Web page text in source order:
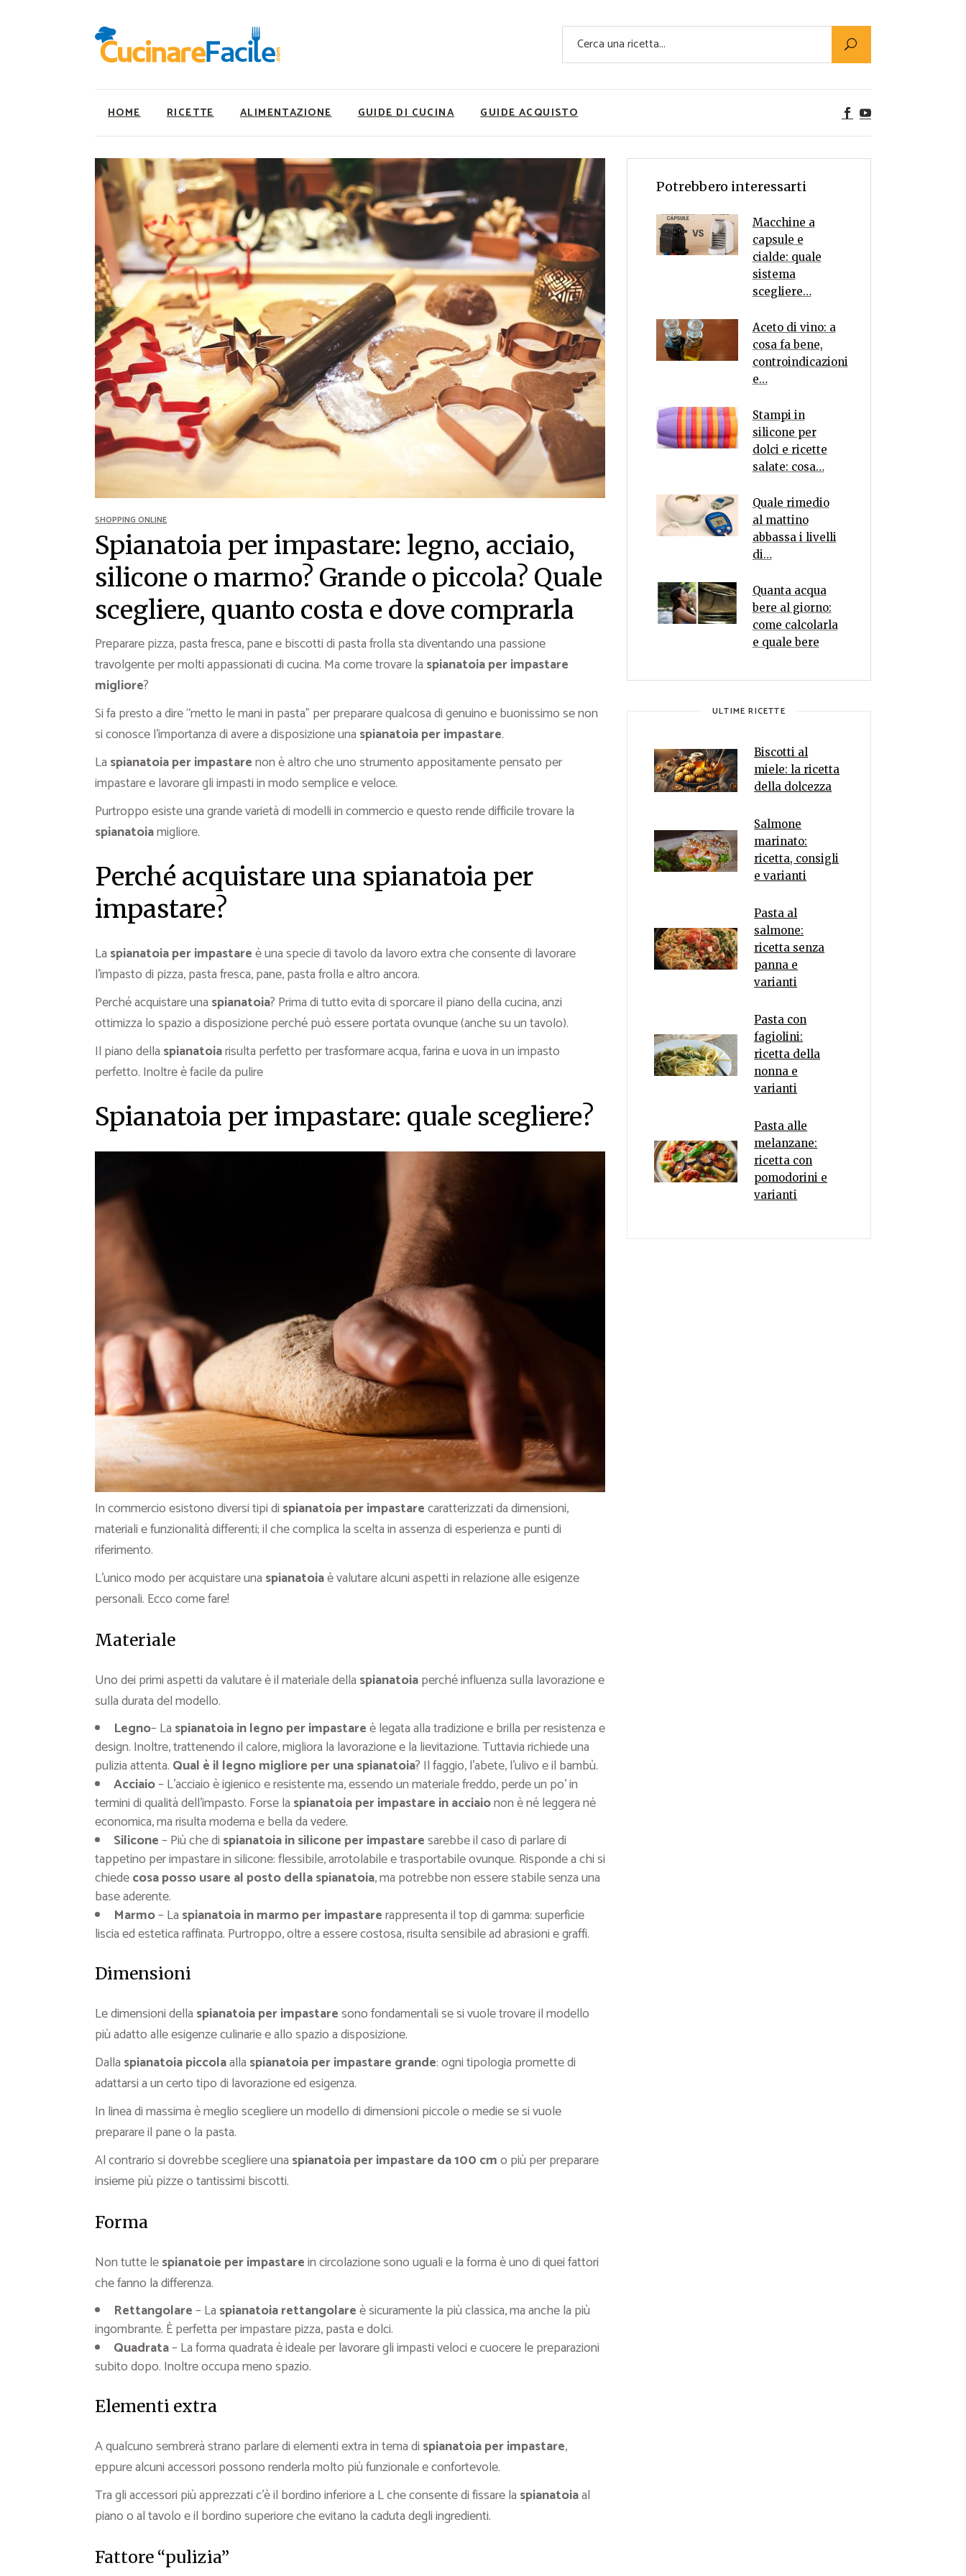
Cerca
HOME RICETTE
Ricette Facili e Veloci
Ricette Primi Piatti
Ricette Antipasti
Ricette Dolci
Ricette Carne
Ricette Secondi
Ricette Pizze e Rustici
Ricette Contorni
Ricette Piatti unici
Ricette Pesce
Video Ricette
Ricette per Ingrediente
ALIMENTAZIONE
Utility
Super Alimenti
Nutrizionista a tavola
Ricette Vegetariane
Ricette Vegane
Rumors
GUIDE DI CUCINA GUIDE ACQUISTO
Ricette Facili e Veloci
Ricette Primi Piatti
Ricette Dolci
Ricette Carne
Ricette Secondi
Ricette Pizze e Rustici
Ricette Contorni
Ricette Piatti unici
Ricette Pesce
Video Ricette
Ricette per Ingrediente
Utility
Super Alimenti
Ricette Vegetariane
Rumors
SHOPPING ONLINE
Spianatoia per impastare: legno, acciaio,
silicone o marmo? Grande o piccola? Quale
scegliere, quanto costa e dove comprarla
Preparare pizza, pasta fresca, pane e biscotti di pasta frolla sta diventando una passione
travolgente per molti appassionati di cucina. Ma come trovare la spianatoia per impastare
migliore?
Si fa presto a dire “metto le mani in pasta” per preparare qualcosa di genuino e buonissimo se non
si conosce l’importanza di avere a disposizione una spianatoia per impastare.
La spianatoia per impastarenon è altro che uno strumento appositamente pensato per
impastare e lavorare gli impasti in modo semplice e veloce.
Purtroppo esiste una grande varietà di modelli in commercio e questo rende difficile trovare la
spianatoiamigliore.
Perché acquistare una spianatoia per
impastare?
La spianatoia per impastareè una specie di tavolo da lavoro extra che consente di lavorare
l’impasto di pizza, pasta fresca, pane, pasta frolla e altro ancora.
Perché acquistare una spianatoia? Prima di tutto evita di sporcare il piano della cucina, anzi
ottimizza lo spazio a disposizione perché può essere portata ovunque (anche su un tavolo).
Il piano della spianatoiarisulta perfetto per trasformare acqua, farina e uova in un impasto
perfetto. Inoltre è facile da pulire
Spianatoia per impastare: quale scegliere?
In commercio esistono diversi tipi di spianatoia per impastarecaratterizzati da dimensioni,
materiali e funzionalità differenti; il che complica la scelta in assenza di esperienza e punti di
riferimento.
L’unico modo per acquistare una spianatoiaè valutare alcuni aspetti in relazione alle esigenze
personali. Ecco come fare!
Materiale
Uno dei primi aspetti da valutare è il materiale della spianatoiaperché influenza sulla lavorazione e
sulla durata del modello.
Legno– La spianatoia in legno per impastareè legata alla tradizione e brilla per resistenza e
design. Inoltre, trattenendo il calore, migliora la lavorazione e la lievitazione. Tuttavia richiede una
pulizia attenta. Qual è il legno migliore per una spianatoia? Il faggio, l’abete, l’ulivo e il bambù.
Acciaio– L’acciaio è igienico e resistente ma, essendo un materiale freddo, perde un po’ in
termini di qualità dell’impasto. Forse la spianatoia per impastare in acciaionon è né leggera né
economica, ma risulta moderna e bella da vedere.
Silicone– Più che di spianatoia in silicone per impastaresarebbe il caso di parlare di
tappetino per impastare in silicone: flessibile, arrotolabile e trasportabile ovunque. Risponde a chi si
chiedecosa posso usare al posto della spianatoia, ma potrebbe non essere stabile senza una
base aderente.
Marmo– La spianatoia in marmo per impastarerappresenta il top di gamma: superficie
liscia ed estetica raffinata. Purtroppo, oltre a essere costosa, risulta sensibile ad abrasioni e graffi.
Dimensioni
Le dimensioni della spianatoia per impastaresono fondamentali se si vuole trovare il modello
più adatto alle esigenze culinarie e allo spazio a disposizione.
Dalla spianatoia piccolaalla spianatoia per impastare grande: ogni tipologia promette di
adattarsi a un certo tipo di lavorazione ed esigenza.
In linea di massima è meglio scegliere un modello di dimensioni piccole o medie se si vuole
preparare il pane o la pasta.
Al contrario si dovrebbe scegliere una spianatoia per impastare da 100 cmo più per preparare
insieme più pizze o tantissimi biscotti.
Forma
Non tutte lespianatoie per impastarein circolazione sono uguali e la forma è uno di quei fattori
che fanno la differenza.
Rettangolare– La spianatoia rettangolareè sicuramente la più classica, ma anche la più
ingombrante. È perfetta per impastare pizza, pasta e dolci.
Quadrata– La forma quadrata è ideale per lavorare gli impasti veloci e cuocere le preparazioni
subito dopo. Inoltre occupa meno spazio.
Elementi extra
A qualcuno sembrerà strano parlare di elementi extra in tema di spianatoia per impastare,
eppure alcuni accessori possono renderla molto più funzionale e confortevole.
Tra gli accessori più apprezzati c’è il bordino inferiore a L che consente di fissare la spianatoiaal
piano o al tavolo e il bordino superiore che evitano la caduta degli ingredienti.
Fattore “pulizia”
Potrebbero interessarti
Macchine a
capsule e
cialde: quale
sistema
scegliere…
Aceto di vino: a
cosa fa bene,
controindicazioni
e…
Stampi in
silicone per
dolci e ricette
salate: cosa…
Quale rimedio
al mattino
abbassa i livelli
di…
Quanta acqua
bere al giorno:
come calcolarla
e quale bere
ULTIME RICETTE
Biscotti al
miele: la ricetta
della dolcezza
Salmone
marinato:
ricetta, consigli
e varianti
Pasta al
salmone:
ricetta senza
panna e
varianti
Pasta con
fagiolini:
ricetta della
nonna e
varianti
Pasta alle
melanzane:
ricetta con
pomodorini e
varianti